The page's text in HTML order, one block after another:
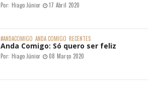
Por: Hiago Júnior 17 Abril 2020
#ANDACOMIGO ANDA COMIGO RECENTES
Anda Comigo: Só quero ser feliz
Por: Hiago Júnior 08 Março 2020